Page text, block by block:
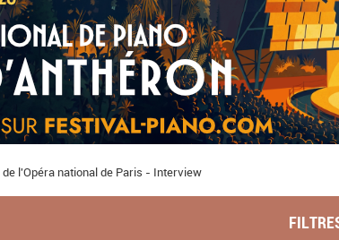
l'Opéra national de Paris - Interview